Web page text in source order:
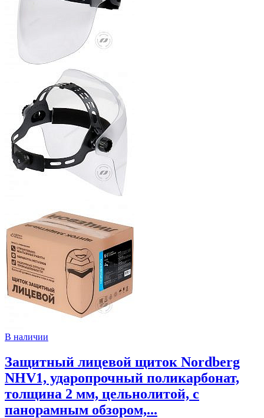
В наличии
Защитный лицевой щиток Nordberg
NHV1, ударопрочный поликарбонат,
толщина 2 мм, цельнолитой, с
панорамным обзором,...